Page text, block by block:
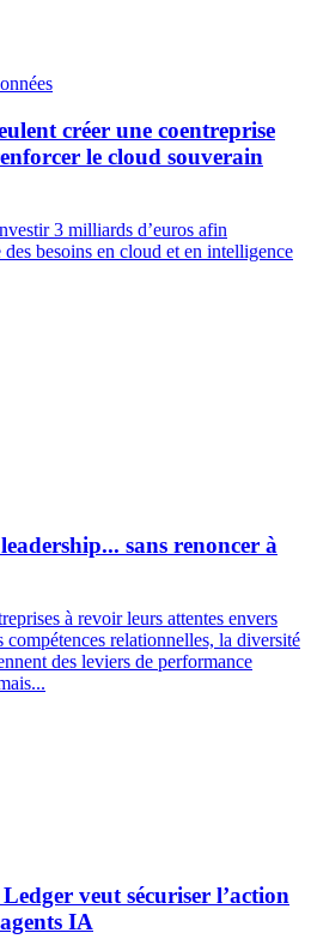
créer une coentreprise
le cloud souverain
3 milliards d’euros afin
des besoins en cloud et en intelligence
sans renoncer à
à revoir leurs attentes envers
compétences relationnelles, la diversité
des leviers de performance
veut sécuriser l’action
IA